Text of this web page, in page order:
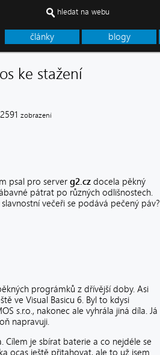
články blogy
hledat na webu
ke stažení
zobrazení
psal pro server g2.cz docela pěkný
pátrat po různých odlišnostech.
večeři se podává pečený páv?
prográmků z dřívější doby. Asi
ve Visual Basicu 6. Byl to kdysi
s.r.o., nakonec ale vyhrála jiná díla. Já
napravuji.
je sbírat baterie a co nejdéle se
ocas ještě přitahovat, ale to už jsem